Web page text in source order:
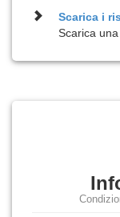
Scarica i
Scarica